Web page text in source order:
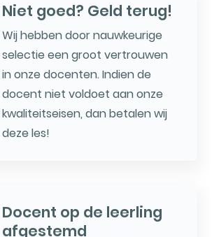
Niet goed? Geld terug!
Wij hebben door nauwkeurige
selectie een groot vertrouwen
in onze docenten. Indien de
docent niet voldoet aan onze
kwaliteitseisen, dan betalen wij
deze les!
Docent op de leerling
afgestemd